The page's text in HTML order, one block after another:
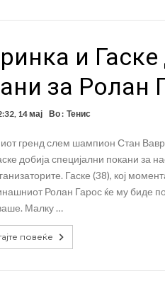
и
за Ролан
14 мај Во : Тенис
гренд слем шампион Стан
добија специјални покани за
Гаске (38), кој
Ролан Гарос ќе му биде
Малку …
повеќе